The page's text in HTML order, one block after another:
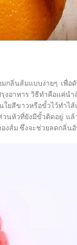
ลิ่นส้มแบบง่ายๆ เพื่
าหาร วิธีทำคือแค่นำ
ยสีขาวหรือขั้วไว้ทำไ
นหัวที่ยังมีขั้วติดอยู่ แ
ส้ม ซึ่งจะช่วยลดกลิ่น